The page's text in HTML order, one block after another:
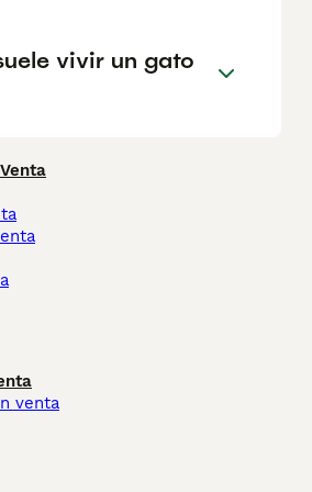
vivir un gato
venta